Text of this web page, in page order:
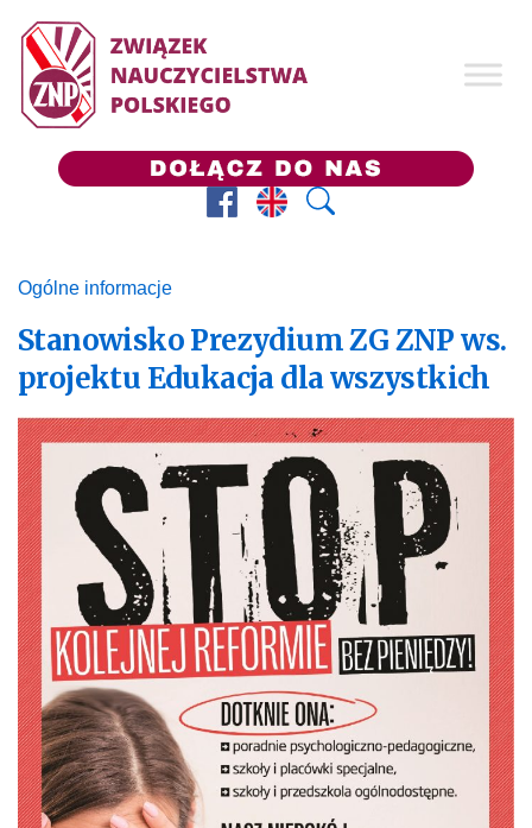
FacebookPrezes ZNP
Wyszukaj
Ogólne informacje
Stanowisko Prezydium ZG ZNP ws.
projektu Edukacja dla wszystkich